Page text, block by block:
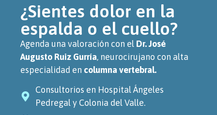
¿Sientes dolor en la
espalda o el cuello?
Agenda una valoración con el Dr. José
Augusto Ruiz Gurría, neurocirujano con alta
especialidad en columna vertebral.
Consultorios en Hospital Ángeles
Pedregal y Colonia del Valle.